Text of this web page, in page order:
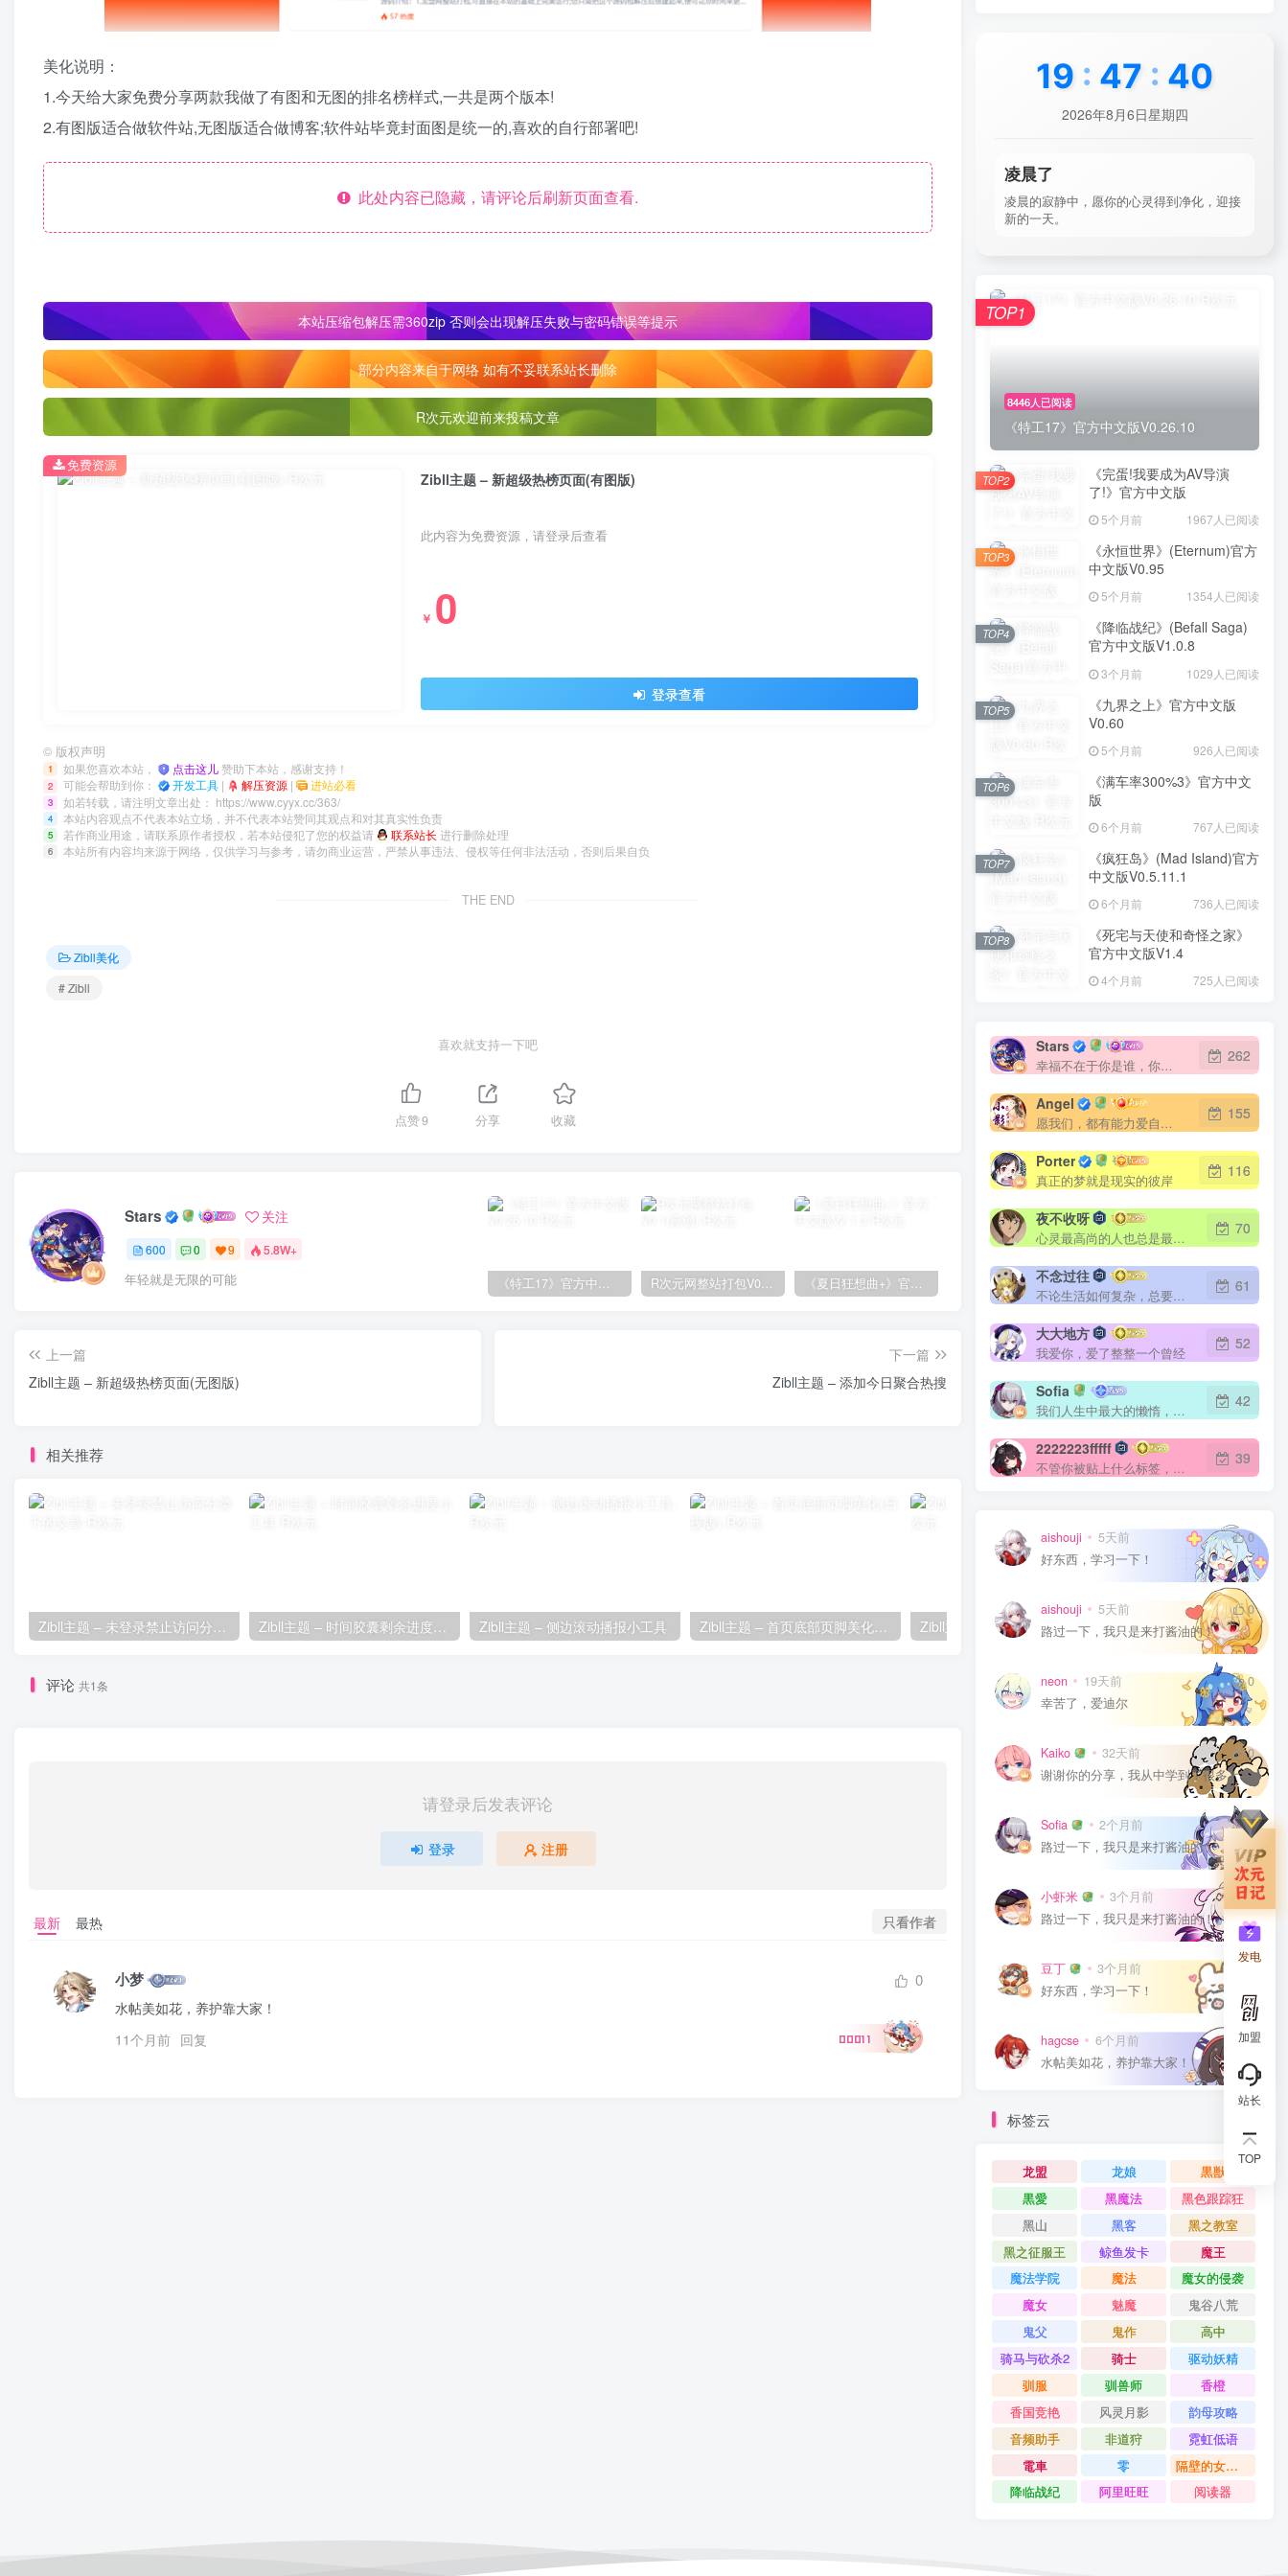
美化说明：
1.今天给大家免费分享两款我做了有图和无图的排名榜样式,一共是两个版本!
2.有图版适合做软件站,无图版适合做博客;软件站毕竟封面图是统一的,喜欢的自行部署吧!
此处内容已隐藏，请评论后刷新页面查看.
本站压缩包解压需360zip 否则会出现解压失败与密码错误等提示
部分内容来自于网络 如有不妥联系站长删除
R次元欢迎前来投稿文章
Zibll主题 – 新超级热榜页面(有图版)
此内容为免费资源，请登录后查看
￥ 0
登录查看
免费资源
© 版权声明
1 如果您喜欢本站， 点击这儿赞助下本站，感谢支持！
2 可能会帮助到你： 开发工具 | 解压资源 | 进站必看
3 如若转载，请注明文章出处： https://www.cyyx.cc/363/
4 本站内容观点不代表本站立场，并不代表本站赞同其观点和对其真实性负责
5 若作商业用途，请联系原作者授权，若本站侵犯了您的权益请 联系站长 进行删除处理
6 本站所有内容均来源于网络，仅供学习与参考，请勿商业运营，严禁从事违法、侵权等任何非法活动，否则后果自负
THE END
Zibll美化
# Zibll
喜欢就支持一下吧
点赞9 分享 收藏
Stars 关注
600 0 9 5.8W+
年轻就是无限的可能 《特工17》官方中文版V0.26.10 R次元网整站打包V0.1(原创) 《夏日狂想曲+》官方中文版V2.1.3 随机小姐姐视频V3.0(千寻版) 在线扒站(开源版)
上一篇
Zibll主题 – 新超级热榜页面(无图版)
下一篇
Zibll主题 – 添加今日聚合热搜
相关推荐
Zibll主题 – 未登录禁止访问分类下的文章 Zibll主题 – 时间胶囊剩余进度小工具 Zibll主题 – 侧边滚动播报小工具 Zibll主题 – 首页底部页脚美化(日夜版) Zibll主题 – 自带弹窗美化样式 Zibll主题 – 添加自动聊
评论 共1条
请登录后发表评论
登录 注册
最新 最热 只看作者
小梦 0
水帖美如花，养护靠大家！
11个月前 回复 00011
19 : 47 : 41
2026年8月6日星期四
凌晨了
凌晨的寂静中，愿你的心灵得到净化，迎接
新的一天。
8446人已阅读
《特工17》官方中文版V0.26.10
TOP1
《完蛋!我要成为AV导演
了!》官方中文版
5个月前 1967人已阅读
TOP2
《永恒世界》(Eternum)官方
中文版V0.95
5个月前 1354人已阅读
TOP3
《降临战纪》(Befall Saga)
官方中文版V1.0.8
3个月前 1029人已阅读
TOP4
《九界之上》官方中文版
V0.60
5个月前 926人已阅读
TOP5
《满车率300%3》官方中文
版
6个月前 767人已阅读
TOP6
《疯狂岛》(Mad Island)官方
中文版V0.5.11.1
6个月前 736人已阅读
TOP7
《死宅与天使和奇怪之家》
官方中文版V1.4
4个月前 725人已阅读
TOP8
Stars
幸福不在于你是谁，你拥有什么，而仅仅在于你自己怎么看待
262
Angel
愿我们，都有能力爱自己，有余力爱别人
155
Porter
真正的梦就是现实的彼岸
116
夜不收呀
心灵最高尚的人也总是最勇敢的人
70
不念过往
不论生活如何复杂，总要保持自己的那一份优雅
61
大大地方
我爱你，爱了整整一个曾经
52
Sofia
我们人生中最大的懒惰，就是当我们明知自己拥有作出选择的能力，却不去主动改变而是放任它的生活态度
42
2222223fffff
不管你被贴上什么标签，只有你才能定义你自己
39
aishouji 5天前
0
好东西，学习一下！
aishouji 5天前
0
路过一下，我只是来打酱油的！
neon 19天前
0
幸苦了，爱迪尔
Kaiko 32天前
0
谢谢你的分享，我从中学到了很多！
Sofia 2个月前
0
路过一下，我只是来打酱油的！
小虾米 3个月前
0
路过一下，我只是来打酱油的！
豆丁 3个月前
好东西，学习一下！
hagcse 6个月前
0
水帖美如花，养护靠大家！
标签云
龙盟 龙娘
黒獣
黒愛
黑魔法
黑色跟踪狂
黑山
黑客
黑之教室
黑之征服王
鲸鱼发卡
魔王
魔法学院
魔法
魔女的侵袭
魔女
魅魔
鬼谷八荒
鬼父
鬼作
高中
骑马与砍杀2
骑士
驱动妖精
驯服
驯兽师
香橙
香国竞艳
风灵月影
韵母攻略
音频助手
非道狩
霓虹低语
電車
零
隔壁的女主播
降临战纪
阿里旺旺 阅读器
发电
加盟
站长
TOP